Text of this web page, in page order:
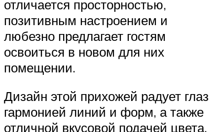
отличается просторностью,
позитивным настроением и
любезно предлагает гостям
освоиться в новом для них
помещении.
Дизайн этой прихожей радует глаз
гармонией линий и форм, а также
отличной вкусовой подачей цвета.